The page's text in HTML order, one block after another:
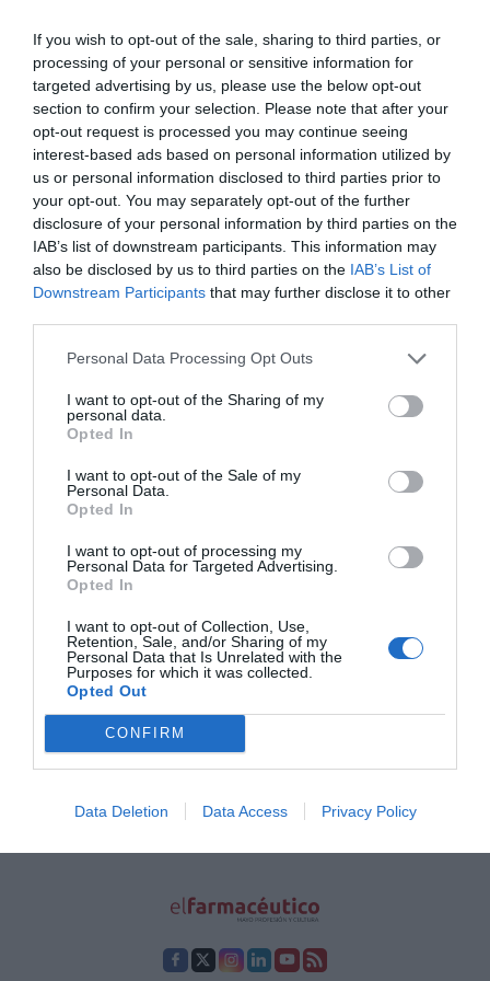
If you wish to opt-out of the sale, sharing to third parties, or
processing of your personal or sensitive information for
targeted advertising by us, please use the below opt-out
section to confirm your selection. Please note that after your
opt-out request is processed you may continue seeing
interest-based ads based on personal information utilized by
us or personal information disclosed to third parties prior to
your opt-out. You may separately opt-out of the further
disclosure of your personal information by third parties on the
IAB’s list of downstream participants. This information may
also be disclosed by us to third parties on the IAB’s List of
Downstream Participants that may further disclose it to other
Personal Data Processing Opt Outs
I want to opt-out of the Sharing of my
personal data.
Opted In
I want to opt-out of the Sale of my
Personal Data.
Opted In
I want to opt-out of processing my
Personal Data for Targeted Advertising.
Opted In
I want to opt-out of Collection, Use,
Retention, Sale, and/or Sharing of my
Personal Data that Is Unrelated with the
Purposes for which it was collected.
Opted Out
CONFIRM
Data Deletion Data Access Privacy Policy
La SEFH celebró el Día de la
Adherencia con la participación de
más de 140 hospitales
FH al día 16/11/2018
Entregados los II Premios al Desarrollo de Farmacia
Hospitalaria
FH al día 12/11/2018
La SEFH entrega sus premios
honoríficos 2018
FH al día
12/11/2018
Sociedad Española de Farmacia Hospitalaria
(SEFH), celebrada durante el 63 Congreso
edición 2018.
apuesta por una salud ‘en
movimiento’
1 … 30 31 32 33 34 37
Lo más leído